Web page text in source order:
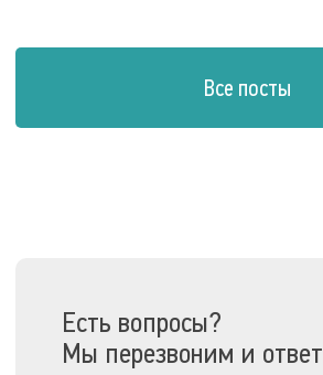
Все посты
Есть вопросы?
Мы перезвоним и